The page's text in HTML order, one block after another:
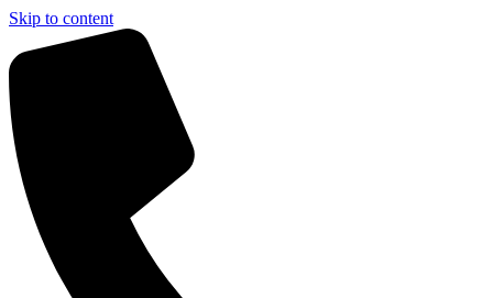
Skip to content